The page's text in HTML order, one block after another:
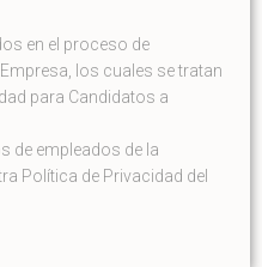
en el proceso de
los cuales se tratan
para Candidatos a
de empleados de la
Política de Privacidad del